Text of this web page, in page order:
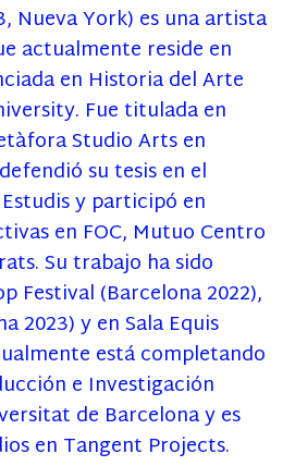
Nueva York) es una artista
actualmente reside en
en Historia del Arte
Fue titulada en
Studio Arts en
su tesis en el
y participó en
en FOC, Mutuo Centro
Su trabajo ha sido
Festival (Barcelona 2022),
2023) y en Sala Equis
está completando
e Investigación
de Barcelona y es
en Tangent Projects.